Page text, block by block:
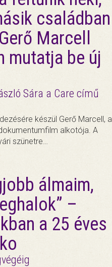
családban
Marcell
mutatja be új
Sára a Care című
készül Gerő Marcell, a
alkotója. A
szünetre…
álmaim,
–
a 25 éves